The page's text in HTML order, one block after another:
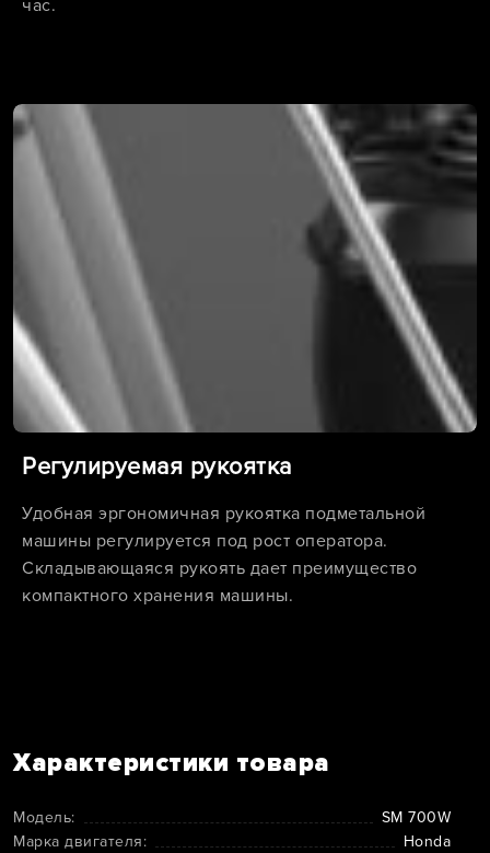
час.
Регулируемая рукоятка
Удобная эргономичная рукоятка подметальной
машины регулируется под рост оператора.
Складывающаяся рукоять дает преимущество
компактного хранения машины.
Характеристики товара
Модель:
SM 700W
Марка двигателя:
Honda